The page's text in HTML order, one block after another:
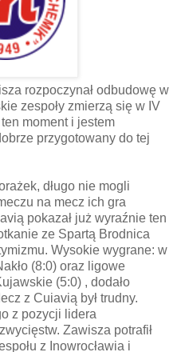
rozpoczynał odbudowę w
zespoły zmierzą się w IV
moment i jestem
przygotowany do tej
długo nie mogli
na mecz ich gra
pokazał już wyraźnie ten
ze Spartą Brodnica
Wysokie wygrane: w
(8:0) oraz ligowe
(5:0) , dodało
z Cuiavią był trudny.
z pozycji lidera
Zawisza potrafił
z Inowrocławia i